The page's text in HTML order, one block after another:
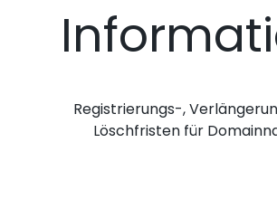
Registrierungs-,
Löschfristen für